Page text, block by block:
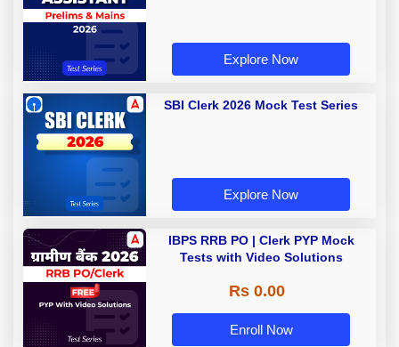
Explore Now
SBI Clerk 2026 Mock Test Series
Explore Now
IBPS RRB PO | Clerk PYP Mock
Tests with Video Solutions
Rs 0.00
Enroll Now